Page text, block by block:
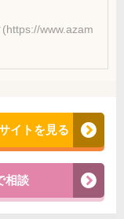
www.azam
イトを見る
相談